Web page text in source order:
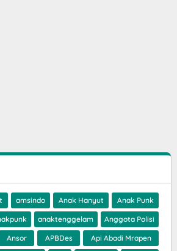
amsindo Anak Hanyut Anak Punk
anaktenggelam Anggota Polisi
Ansor APBDes Api Abadi Mrapen